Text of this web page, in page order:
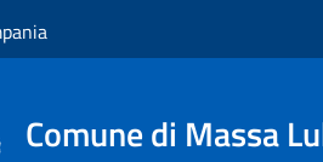
Comune di Massa